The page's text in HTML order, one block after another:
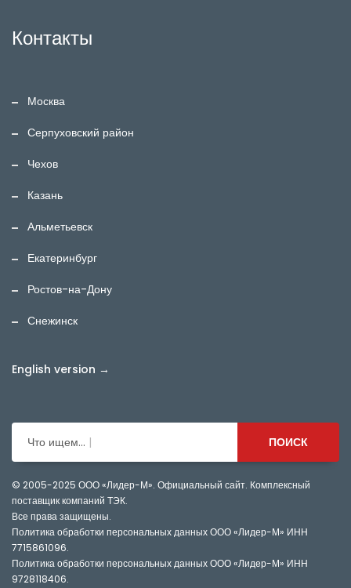
Контакты
Москва
Серпуховский район
Чехов
Казань
Альметьевск
Екатеринбург
Ростов-на-Дону
Снежинск
English version →
Что ищем... ПОИСК
© 2005-2025 ООО «Лидер-М». Официальный сайт. Комплексный
поставщик компаний ТЭК.
Все права защищены.
Политика обработки персональных данных ООО «Лидер-М» ИНН
7715861096.
Политика обработки персональных данных ООО «Лидер-М» ИНН
9728118406.